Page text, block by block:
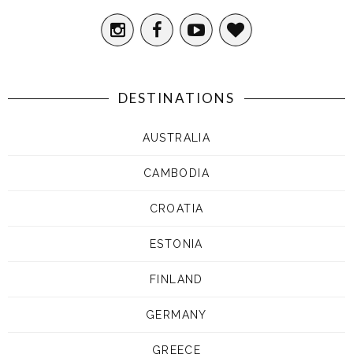
DESTINATIONS
AUSTRALIA
CAMBODIA
CROATIA
ESTONIA
FINLAND
GERMANY
GREECE